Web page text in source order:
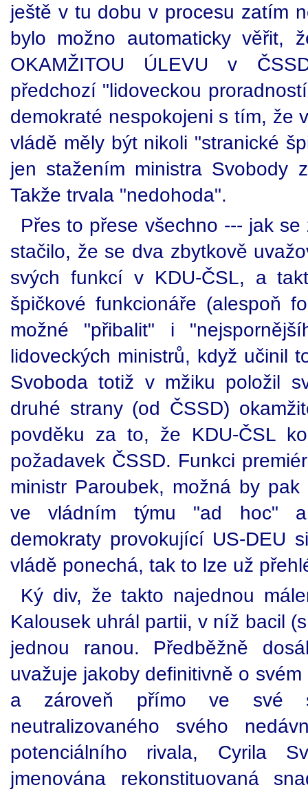
ještě v tu dobu v procesu zatím
bylo možno automaticky věřit,
OKAMŽITOU ÚLEVU v
předchozí "lidoveckou
demokraté nespokojeni s tím, že
vládě měly být nikoli "stranické
jen stažením ministra Svobody
Takže trvala "nedohoda".
Přes to přese všechno --- jak
stačilo, že se dva zbytkově
svých funkcí v KDU-ČSL, a
špičkové funkcionáře (alespoň
možné "přibalit" i
lidoveckých ministrů, když učinil
Svoboda totiž v mžiku položil
druhé strany (od ČSSD)
povděku za to, že KDU-ČSL
požadavek ČSSD. Funkci
ministr Paroubek, možná by
ve vládním týmu "ad hoc"
demokraty provokující US-DEU
vládě ponechá, tak to lze už
Ký div, že takto najednou
Kalousek uhrál partii, v níž bacil
jednou ranou. Předběžně
uvažuje jakoby definitivně o
a zároveň přímo ve své
neutralizovaného svého
potenciálního rivala, Cyrila
jmenována rekonstituovaná